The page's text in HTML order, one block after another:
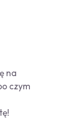
na
czym